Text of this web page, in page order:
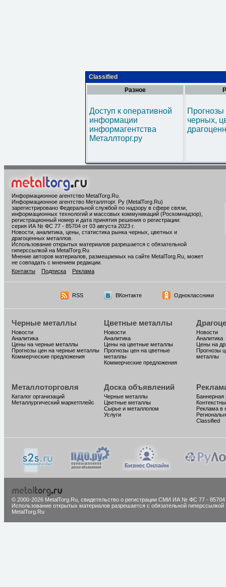
Classified
Разное
Доступ к оперативной
информации
информагентства
Металлторг.ру
черных,
Информационное агентство MetalTorg.Ru
Информационное агентство Металлторг. Ру (MetalTorg.Ru)
зарегистрировано Федеральной службой по надзору в сфере связи,
информационных технологий и массовых коммуникаций (Роскомнадзор),
регистрационный номер и дата принятия решения о регистрации:
серия ИА № ФС 77 - 85704 от 03 августа 2023 г.
Новости, аналитика, цены, статистика рынка черных, цветных и
драгоценных металлов.
Использование открытых материалов разрешается с обязательной
гиперссылкой на MetalTorg.Ru
Мнение авторов материалов, размещаемых на сайте MetalTorg.Ru, может
не совпадать с мнением редакции.
Контакты
Подписка Реклама
RSS ВКонтакте Одноклассники
Черные металлы
Новости
Аналитика
Цены на черные металлы
Прогнозы цен на черные металлы
Коммерческие предложения
Цветные металлы
Новости
Аналитика
Цены на цветные металлы
Прогнозы цен на цветные
металлы
Коммерческие предложения
Новости
Аналитика
Цены на
Прогнозы
металлы
Металлоторговля
Каталог организаций
Металлургический маркетплейс
Доска объявлений
Черные металлы
Цветные металлы
Сырье и металлолом
Услуги
Баннерная
Реклама в
Classified
© 2000-2026 MetalTorg.Ru, cвидетельство о регистрации СМИ ИА № ФС 77 - 85704
Использование открытых материалов разрешается с обязательной гиперссылкой
MetalTorg.Ru